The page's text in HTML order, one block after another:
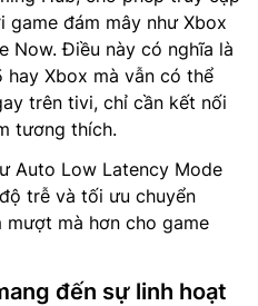
đám mây như Xbox
Now. Điều này có nghĩa là
hay Xbox mà vẫn có thể
trên tivi, chỉ cần kết nối
tương thích.
Auto Low Latency Mode
trễ và tối ưu chuyển
mà hơn cho game
đến sự linh hoạt